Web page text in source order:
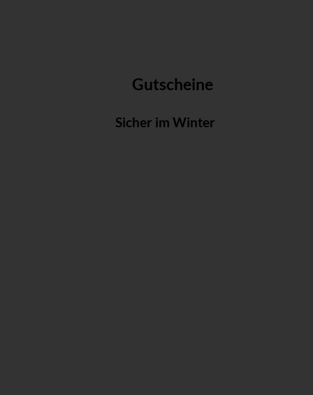
Gutscheine
Sicher im Winter